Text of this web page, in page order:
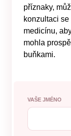
příznaky,
konzultaci
medicínu,
mohla
buňkami.
VAŠE JMÉNO